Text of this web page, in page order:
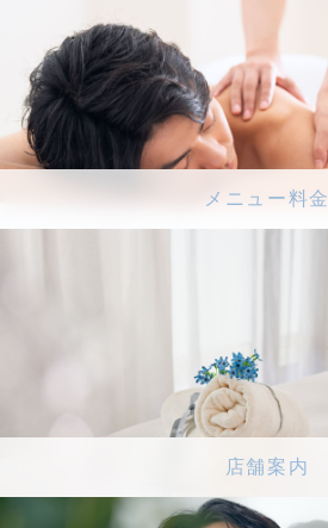
メニュー料金
店舗案内